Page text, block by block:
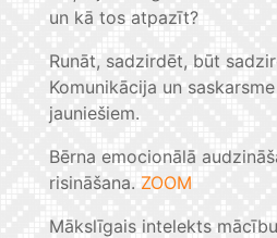
un kā tos atpazīt?
Runāt, sadzirdēt, būt
Komunikācija un
jauniešiem.
Bērna emocionālā
risināšana. ZOOM
Mākslīgais intelekts